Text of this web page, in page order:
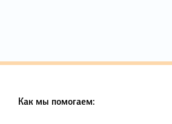
Как мы помогаем: